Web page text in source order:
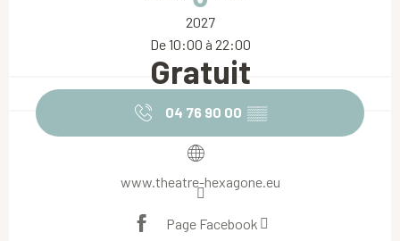
2027
De 10:00 à 22:00
Gratuit
04 76 90 00 ▒▒
www.theatre-hexagone.eu
Page Facebook